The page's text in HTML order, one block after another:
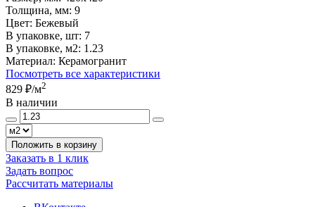
Толщина, мм: 9
Цвет: Бежевый
В упаковке, шт: 7
В упаковке, м2: 1.23
Материал: Керамогранит
Посмотреть все характеристики
829 ₽/м2
В наличии
Положить в корзину
Заказать в 1 клик
Задать вопрос
Рассчитать материалы